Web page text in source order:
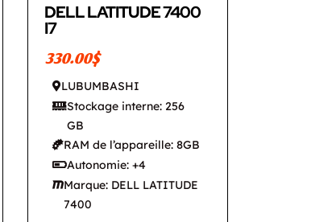
DELL LATITUDE 7400
I7
330.00$
LUBUMBASHI
Stockage interne: 256
GB
RAM de l’appareille: 8GB
Autonomie: +4
Marque: DELL LATITUDE
7400